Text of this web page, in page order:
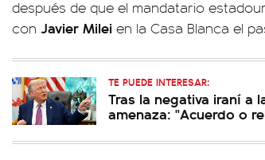
después de que el mandatario
con Javier Milei en la Casa Blanca el
TE PUEDE INTERESAR:
Tras la negativa iraní a
amenaza: "Acuerdo o